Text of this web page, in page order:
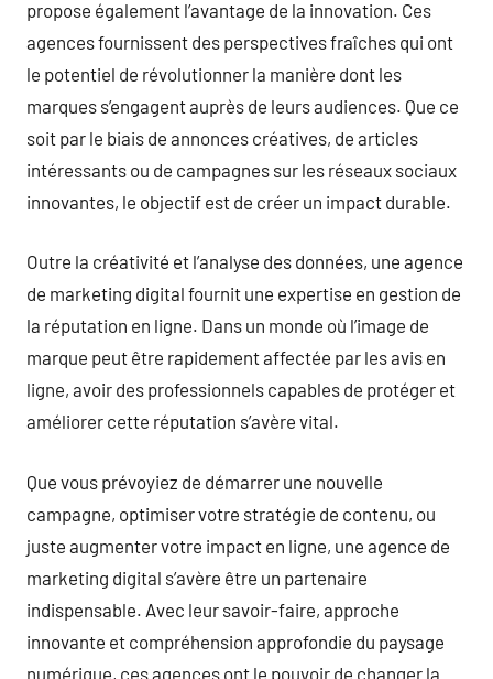
propose également l’avantage de la innovation. Ces
agences fournissent des perspectives fraîches qui ont
le potentiel de révolutionner la manière dont les
marques s’engagent auprès de leurs audiences. Que ce
soit par le biais de annonces créatives, de articles
intéressants ou de campagnes sur les réseaux sociaux
innovantes, le objectif est de créer un impact durable.
Outre la créativité et l’analyse des données, une agence
de marketing digital fournit une expertise en gestion de
la réputation en ligne. Dans un monde où l’image de
marque peut être rapidement affectée par les avis en
ligne, avoir des professionnels capables de protéger et
améliorer cette réputation s’avère vital.
Que vous prévoyiez de démarrer une nouvelle
campagne, optimiser votre stratégie de contenu, ou
juste augmenter votre impact en ligne, une agence de
marketing digital s’avère être un partenaire
indispensable. Avec leur savoir-faire, approche
innovante et compréhension approfondie du paysage
numérique, ces agences ont le pouvoir de changer la